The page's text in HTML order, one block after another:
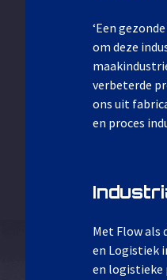
‘Een
om deze
verbeterde
ons uit
en proces
Met Flow als
en Logistiek
en logistieke